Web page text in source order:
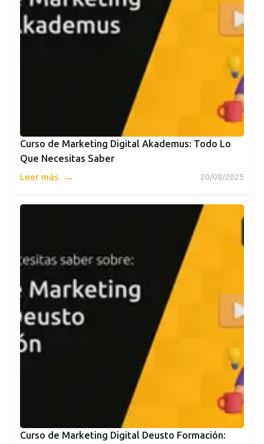
Curso de Marketing Digital Akademus: Todo Lo
Que Necesitas Saber
20/08/2025
Leer más →
Curso de Marketing Digital Deusto Formación: